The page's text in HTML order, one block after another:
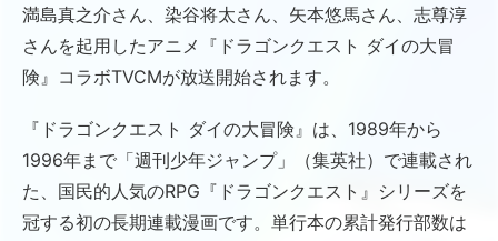
満島真之介さん、染谷将太さん、矢本悠馬さん、志尊淳
さんを起用したアニメ『ドラゴンクエスト ダイの大冒
険』コラボTVCMが放送開始されます。
『ドラゴンクエスト ダイの大冒険』は、1989年から
1996年まで「週刊少年ジャンプ」（集英社）で連載され
た、国民的人気のRPG『ドラゴンクエスト』シリーズを
冠する初の長期連載漫画です。単行本の累計発行部数は